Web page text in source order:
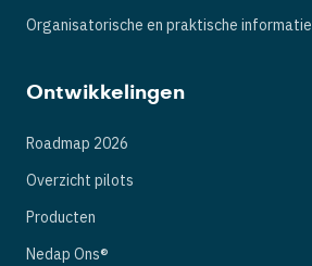
Organisatorische en praktische informatie
Ontwikkelingen
Roadmap 2026
Overzicht pilots
Producten
Nedap Ons®